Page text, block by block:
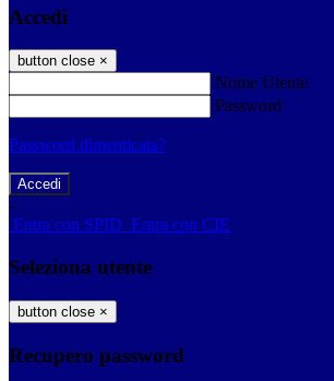
Accedi
button close ×
Nome Utente
Password
Password dimenticata?
-
Entra con SPID Entra con CIE
Seleziona utente
button close ×
Recupero password